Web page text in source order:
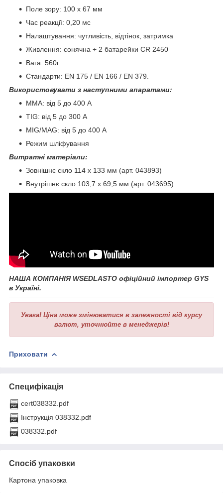
Поле зору: 100 x 67 мм
Час реакції: 0,20 мс
Налаштування: чутливість, відтінок, затримка
Живлення: сонячна + 2 батарейки CR 2450
Вага: 560г
Стандарти: EN 175 / EN 166 / EN 379.
Використовувати з наступними апаратами:
MMA: від 5 до 400 А
TIG: від 5 до 300 A
MIG/MAG: від 5 до 400 A
Режим шліфування
Витратні матеріали:
Зовнішнє скло 114 x 133 мм (арт. 043893)
Внутрішнє скло 103,7 x 69,5 мм (арт. 043695)
НАША КОМПАНІЯ WSEDLASTO офіційний імпортер GYS
в Україні.
Увага! Ціна може змінюватися в залежності від курсу
валют, уточнюйте в менеджерів!
Приховати
Специфікація
cert038332.pdf
Інструкція 038332.pdf
038332.pdf
Спосіб упаковки
Картона упаковка